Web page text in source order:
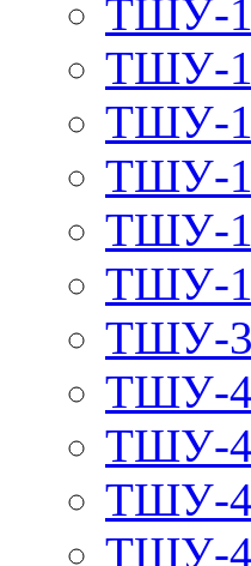
ТШУ-
ТШУ-
ТШУ-
ТШУ-
ТШУ-
ТШУ-
ТШУ-
ТШУ-
ТШУ-
ТШУ-
ТШУ-